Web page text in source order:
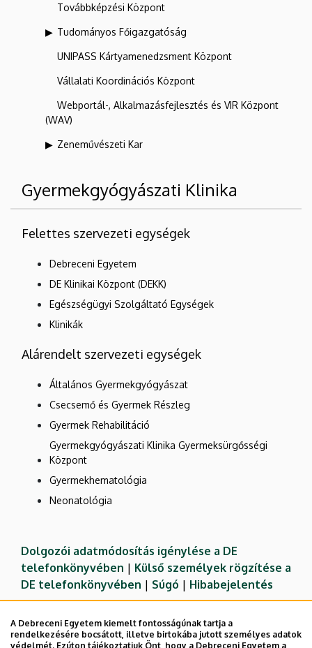
Továbbképzési Központ
Tudományos Főigazgatóság
UNIPASS Kártyamenedzsment Központ
Vállalati Koordinációs Központ
Webportál-, Alkalmazásfejlesztés és VIR Központ
(WAV)
Zeneművészeti Kar
Gyermekgyógyászati Klinika
Felettes szervezeti egységek
Debreceni Egyetem
DE Klinikai Központ (DEKK)
Egészségügyi Szolgáltató Egységek
Klinikák
Alárendelt szervezeti egységek
Általános Gyermekgyógyászat
Csecsemő és Gyermek Részleg
Gyermek Rehabilitáció
Gyermekgyógyászati Klinika Gyermeksürgősségi
Központ
Gyermekhematológia
Neonatológia
Dolgozói adatmódosítás igénylése a DE
telefonkönyvében | Külső személyek rögzítése a
DE telefonkönyvében | Súgó | Hibabejelentés
A Debreceni Egyetem kiemelt fontosságúnak tartja a
rendelkezésére bocsátott, illetve birtokába jutott személyes adatok
védelmét. Ezúton tájékoztatjuk Önt, hogy a Debreceni Egyetem a